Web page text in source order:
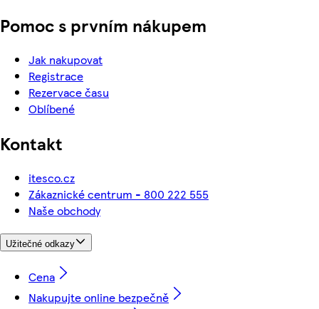
Pomoc s prvním nákupem
Jak nakupovat
Registrace
Rezervace času
Oblíbené
Kontakt
itesco.cz
Zákaznické centrum - 800 222 555
Naše obchody
Užitečné odkazy
Cena
Nakupujte online bezpečně